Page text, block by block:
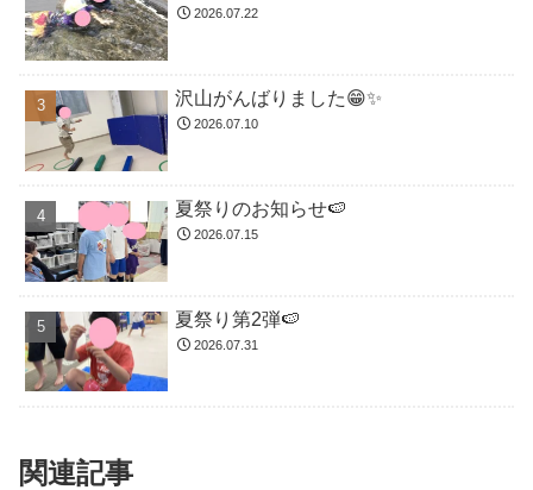
2026.07.22
沢山がんばりました😁✨
2026.07.10
夏祭りのお知らせ🍉
2026.07.15
夏祭り第2弾🍉
2026.07.31
関連記事